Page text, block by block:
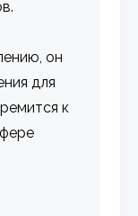
он
для
к